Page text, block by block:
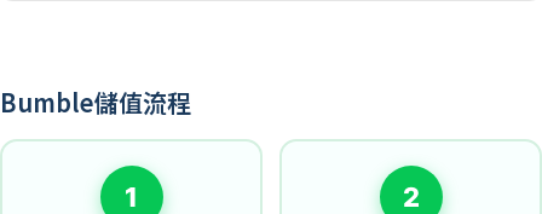
Bumble儲值流程
1 2